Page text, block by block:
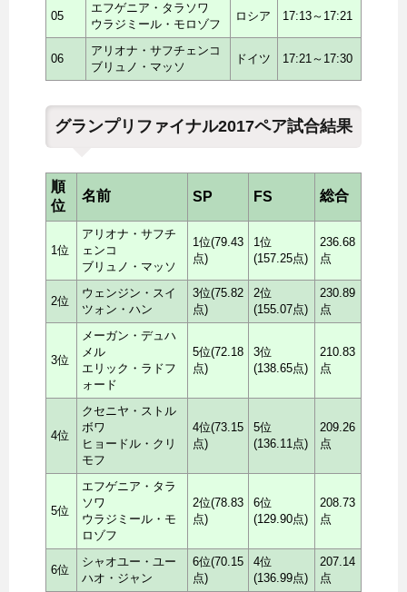
05
エフゲニア・タラソワ
ウラジミール・モロゾフ
ロシア 17:13～17:21
06
アリオナ・サフチェンコ
ブリュノ・マッソ
ドイツ 17:21～17:30
グランプリファイナル2017ペア試合結果
順
位
名前 SP FS 総合
1位
アリオナ・サフチ
ェンコ
ブリュノ・マッソ
1位(79.43
点)
1位
(157.25点)
236.68
点
2位
ウェンジン・スイ
ツォン・ハン
3位(75.82
点)
2位
(155.07点)
230.89
点
3位
メーガン・デュハ
メル
エリック・ラドフ
ォード
5位(72.18
点)
3位
(138.65点)
210.83
点
4位
クセニヤ・ストル
ボワ
ヒョードル・クリ
モフ
4位(73.15
点)
5位
(136.11点)
209.26
点
5位
エフゲニア・タラ
ソワ
ウラジミール・モ
ロゾフ
2位(78.83
点)
6位
(129.90点)
208.73
点
6位
シャオユー・ユー
ハオ・ジャン
6位(70.15
点)
4位
(136.99点)
207.14
点